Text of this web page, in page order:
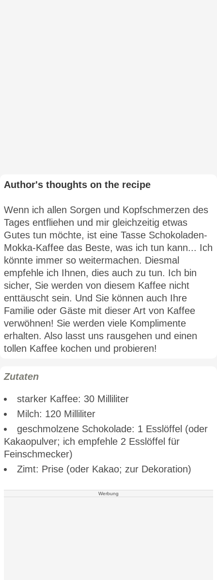
Author's thoughts on the recipe
Wenn ich allen Sorgen und Kopfschmerzen des
Tages entfliehen und mir gleichzeitig etwas
Gutes tun möchte, ist eine Tasse Schokoladen-
Mokka-Kaffee das Beste, was ich tun kann... Ich
könnte immer so weitermachen. Diesmal
empfehle ich Ihnen, dies auch zu tun. Ich bin
sicher, Sie werden von diesem Kaffee nicht
enttäuscht sein. Und Sie können auch Ihre
Familie oder Gäste mit dieser Art von Kaffee
verwöhnen! Sie werden viele Komplimente
erhalten. Also lasst uns rausgehen und einen
tollen Kaffee kochen und probieren!
Zutaten
starker Kaffee: 30 Milliliter
Milch: 120 Milliliter
geschmolzene Schokolade: 1 Esslöffel (oder
Kakaopulver; ich empfehle 2 Esslöffel für
Feinschmecker)
Zimt: Prise (oder Kakao; zur Dekoration)
Werbung